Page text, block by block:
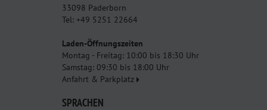
33098 Paderborn
Tel: +49 5251 22664
Laden-Öffnungszeiten
Montag - Freitag: 10:00 bis 18:30 Uhr
Samstag: 09:30 bis 18:00 Uhr
Anfahrt & Parkplatz
SPRACHEN